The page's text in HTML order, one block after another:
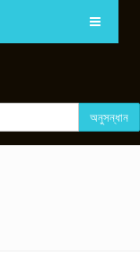
অনুসন্ধান